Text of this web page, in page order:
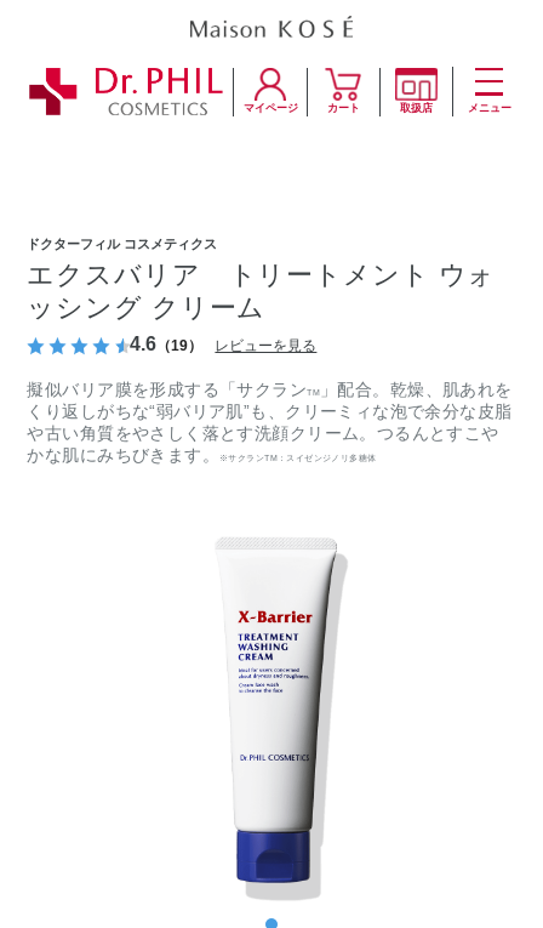
マイページ カート 取扱店 メニュー
ドクターフィル コスメティクス
エクスバリア トリートメント ウォ
ッシング クリーム
4.6 （19） レビューを見る
擬似バリア膜を形成する「サクランTM」配合。乾燥、肌あれを
くり返しがちな“弱バリア肌”も、クリーミィな泡で余分な皮脂
や古い角質をやさしく落とす洗顔クリーム。つるんとすこや
かな肌にみちびきます。
※サクランTM：スイゼンジノリ多糖体